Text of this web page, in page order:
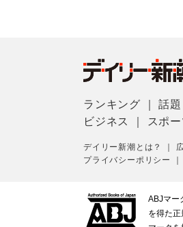
ランキング ｜話題
ビジネス
スポ
デイリー新潮とは？
プライバシーポリシー
ABJマー
を得た